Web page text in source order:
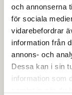
och annonserna
för sociala
vidarebefordrar
information från
annons- och
Dessa kan i sin
information som